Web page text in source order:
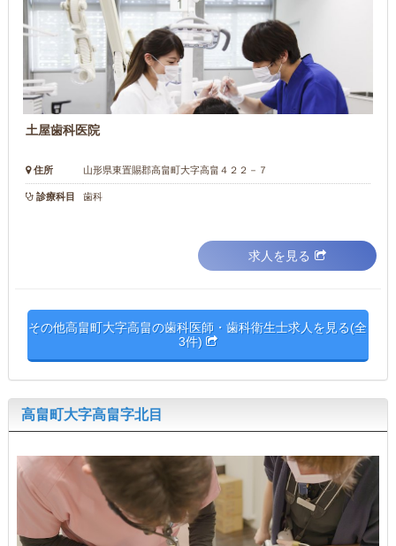
土屋歯科医院
住所 山形県東置賜郡高畠町大字高畠４２２－７
診療科目 歯科
求人を見る
その他高畠町大字高畠の歯科医師・歯科衛生士求人を見る(全
3件)
高畠町大字高畠字北目